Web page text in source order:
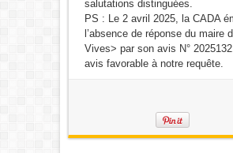
salutations distinguées.
PS : Le 2 avril 2025, la CADA
l’absence de réponse du maire
Vives> par son avis N°
avis favorable à notre requête.